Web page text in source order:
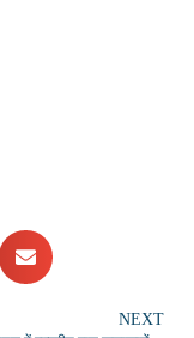
NEXT